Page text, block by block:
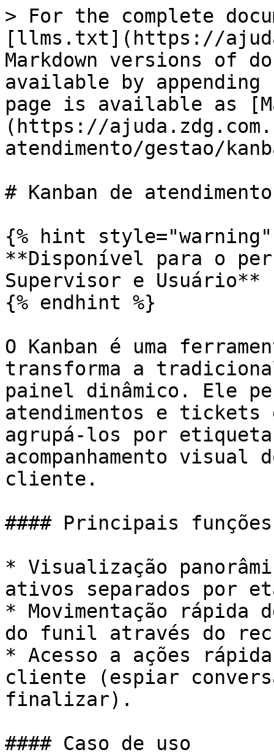
> For the complete
[llms.txt](https://
Markdown versions of
available by
page is available as
(https://
atendimento/gestao/
# Kanban de atendimento
{% hint style="warning"
**Disponível para o
Supervisor e Usuário**
{% endhint %}
O Kanban é uma
transforma a
painel dinâmico. Ele
atendimentos e tickets
agrupá-los por
acompanhamento visual
cliente.
#### Principais funções
* Visualização
ativos separados por
* Movimentação
do funil através do
* Acesso a ações
cliente (espiar
finalizar).
#### Caso de uso